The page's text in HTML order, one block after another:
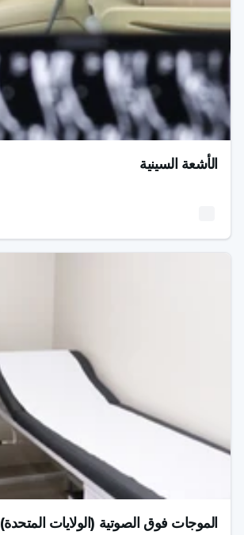
الأشعة السينية
الموجات فوق الصوتية (الولايات المتحدة)